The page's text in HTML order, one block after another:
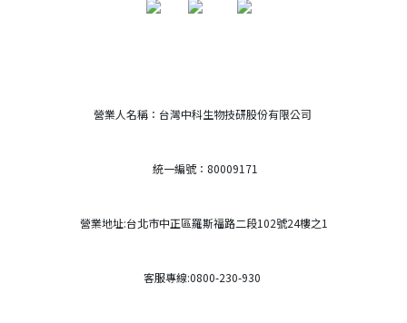
營業人名稱：台灣中科生物技研股份有限公司
統一編號：80009171
營業地址:台北市中正區羅斯福路二段102號24樓之1
客服專線:0800-230-930